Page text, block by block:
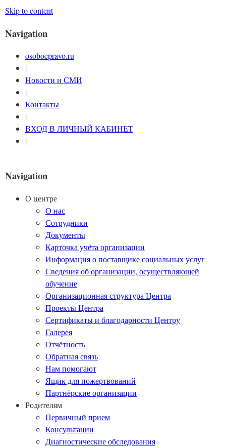
Skip to content
Navigation
osoboepravo.ru
|
Новости и СМИ
|
Контакты
|
ВХОД В ЛИЧНЫЙ КАБИНЕТ
|
Navigation
О центре
О нас
Сотрудники
Документы
Карточка учёта организации
Информация о поставщике социальных услуг
Сведения об организации, осуществляющей
обучение
Организационная структура Центра
Проекты Центра
Сертификаты и благодарности Центру
Галерея
Отчётность
Обратная связь
Нам помогают
Ящик для пожертвований
Партнёрские организации
Родителям
Первичный прием
Консультации
Диагностические обследования